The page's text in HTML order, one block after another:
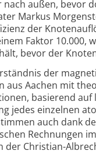
nach außen, bevor
Markus
der
Faktor 10.000,
bevor der
der
aus Aachen mit
basierend
jedes einzelnen
auch dank
Rechnungen
der Christian-